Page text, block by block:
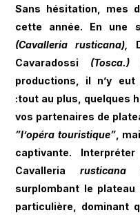
Sans hésitation, mes
cette année. En une
(Cavalleria rusticana),
Cavaradossi (Tosca.)
productions, il n’y
:tout au plus, quelques
vos partenaires de
”l’opéra touristique”,
captivante.
Cavalleriarusticana
surplombant le
particulière, dominant